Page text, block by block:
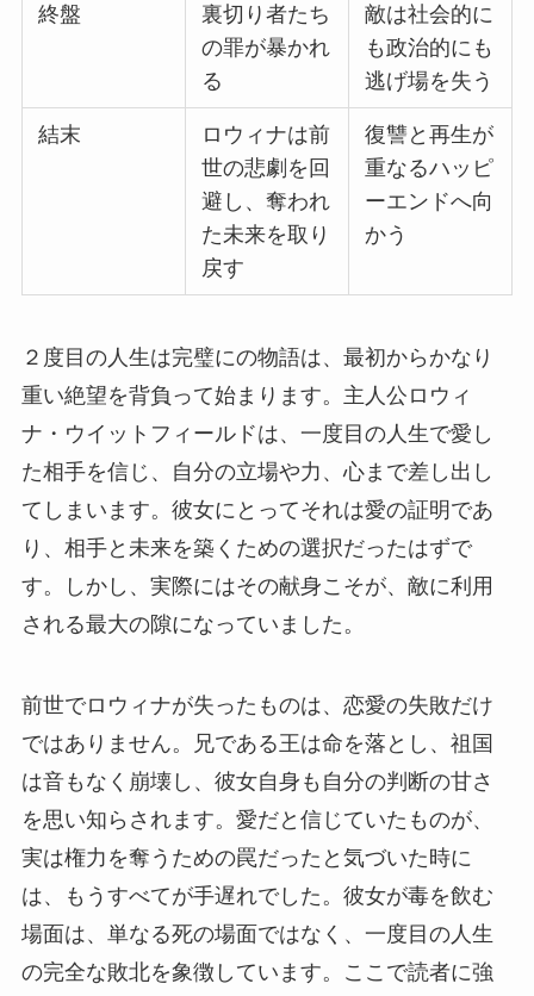
終盤
裏切り者たち
の罪が暴かれ
る
敵は社会的に
も政治的にも
逃げ場を失う
結末
ロウィナは前
世の悲劇を回
避し、奪われ
た未来を取り
戻す
復讐と再生が
重なるハッピ
ーエンドへ向
かう
２度目の人生は完璧にの物語は、最初からかなり
重い絶望を背負って始まります。主人公ロウィ
ナ・ウイットフィールドは、一度目の人生で愛し
た相手を信じ、自分の立場や力、心まで差し出し
てしまいます。彼女にとってそれは愛の証明であ
り、相手と未来を築くための選択だったはずで
す。しかし、実際にはその献身こそが、敵に利用
される最大の隙になっていました。
前世でロウィナが失ったものは、恋愛の失敗だけ
ではありません。兄である王は命を落とし、祖国
は音もなく崩壊し、彼女自身も自分の判断の甘さ
を思い知らされます。愛だと信じていたものが、
実は権力を奪うための罠だったと気づいた時に
は、もうすべてが手遅れでした。彼女が毒を飲む
場面は、単なる死の場面ではなく、一度目の人生
の完全な敗北を象徴しています。ここで読者に強